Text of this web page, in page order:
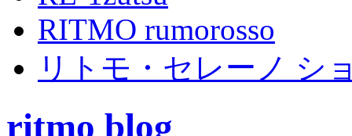
RITMO rumorosso
リトモ・セレーノ シ
ritmo blog